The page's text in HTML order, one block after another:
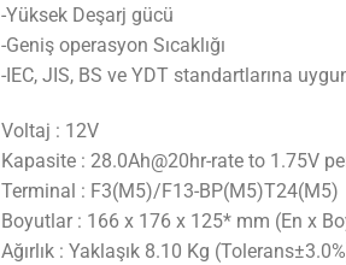
-Yüksek Deşarj gücü
-Geniş operasyon Sıcaklığı
-IEC, JIS, BS ve YDT standartlarına
Voltaj : 12V
Kapasite : 28.0Ah@20hr-rate to 1.75V
Terminal : F3(M5)/F13-BP(M5)T24(M5)
Boyutlar : 166 x 176 x 125* mm (En x
Ağırlık : Yaklaşık 8.10 Kg